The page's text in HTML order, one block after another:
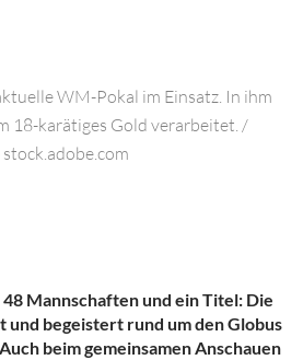
WM-Pokal im Einsatz. In ihm
18-karätiges Gold verarbeitet. /
Mannschaften und ein Titel: Die
begeistert rund um den Globus
beim gemeinsamen Anschauen